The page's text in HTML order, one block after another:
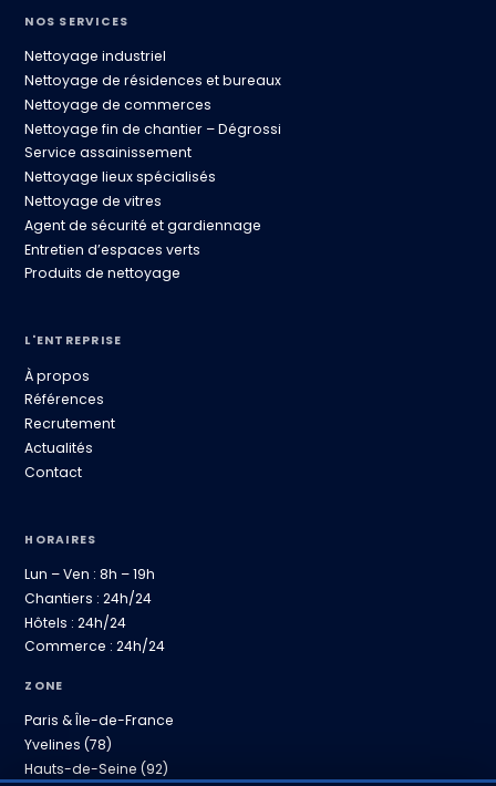
NOS SERVICES
Nettoyage industriel
Nettoyage de résidences et bureaux
Nettoyage de commerces
Nettoyage fin de chantier – Dégrossi
Service assainissement
Nettoyage lieux spécialisés
Nettoyage de vitres
Agent de sécurité et gardiennage
Entretien d’espaces verts
Produits de nettoyage
L'ENTREPRISE
À propos
Références
Recrutement
Actualités
Contact
HORAIRES
Lun – Ven : 8h – 19h
Chantiers : 24h/24
Hôtels : 24h/24
Commerce : 24h/24
ZONE
Paris & Île-de-France
Yvelines (78)
Hauts-de-Seine (92)